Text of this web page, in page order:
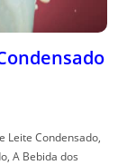
Leite Condensado,
A Bebida dos